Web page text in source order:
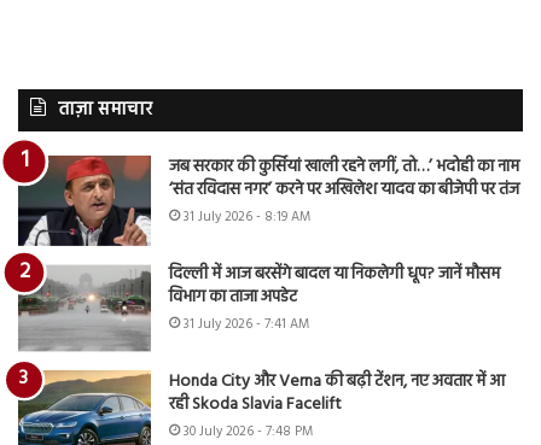
ताज़ा समाचार
जब सरकार की कुर्सियां खाली रहने लगीं, तो…’ भदोही का नाम
‘संत रविदास नगर’ करने पर अखिलेश यादव का बीजेपी पर तंज
31 July 2026 - 8:19 AM
दिल्ली में आज बरसेंगे बादल या निकलेगी धूप? जानें मौसम
विभाग का ताजा अपडेट
31 July 2026 - 7:41 AM
Honda City और Verna की बढ़ी टेंशन, नए अवतार में आ
रही Skoda Slavia Facelift
30 July 2026 - 7:48 PM